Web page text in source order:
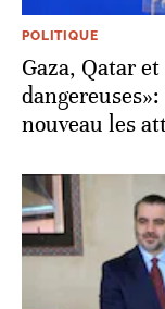
POLITIQUE
Gaza, Qatar
nouveau les